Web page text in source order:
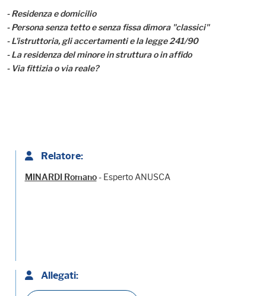
- Residenza e domicilio
- Persona senza tetto e senza fissa dimora "classici"
- L'istruttoria, gli accertamenti e la legge 241/90
- La residenza del minore in struttura o in affido
- Via fittizia o via reale?
Relatore:
MINARDI Romano- Esperto ANUSCA
Allegati: